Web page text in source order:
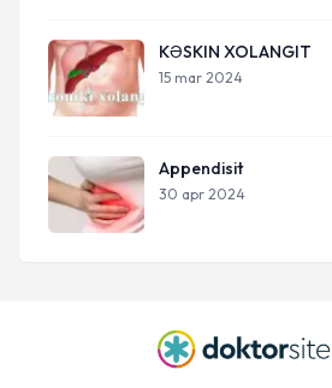
KƏSKIN XOLANGIT
15 mar 2024
Appendisit
30 apr 2024